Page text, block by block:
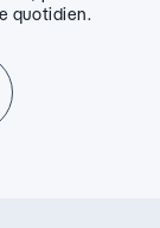
quotidien.